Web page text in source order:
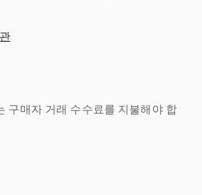
구매자 거래 수수료를 지불해야 합